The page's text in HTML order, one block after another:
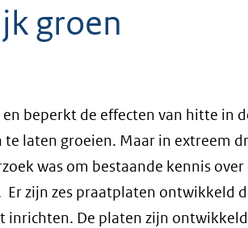
groen
beperkt de effecten van hitte in
laten groeien. Maar in extreem
was om bestaande kennis
zijn zes praatplaten ontwikkeld
inrichten. De platen zijn